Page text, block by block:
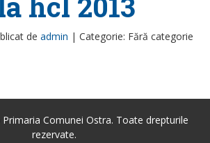
de admin | Categorie: Fără categorie
Comunei Ostra. Toate drepturile
rezervate.